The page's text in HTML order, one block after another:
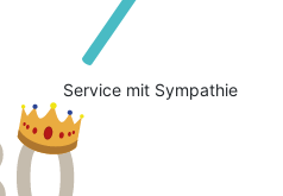
Service mit Sympathie